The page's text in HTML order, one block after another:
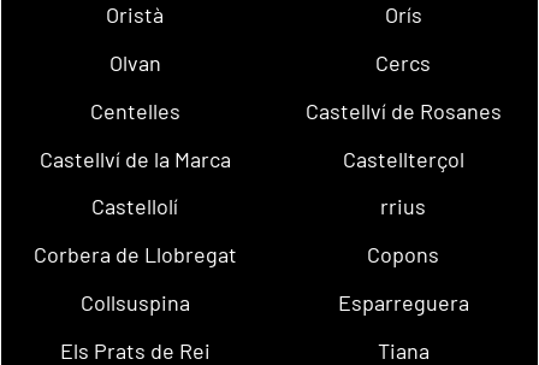
Oristà
Orís
Olvan
Cercs
Centelles
Castellví de Rosanes
Castellví de la Marca
Castellterçol
Castellolí
rrius
Corbera de Llobregat
Copons
Collsuspina
Esparreguera
Els Prats de Rei
Tiana